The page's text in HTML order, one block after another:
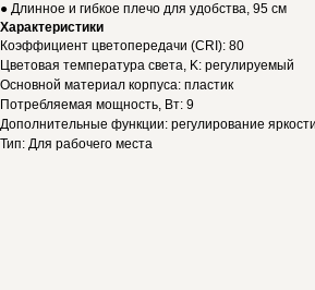
● Длинное и гибкое плечо для удобства, 95 см
Характеристики
Коэффициент цветопередачи (CRI): 80
Цветовая температура света, K: регулируемый
Основной материал корпуса: пластик
Потребляемая мощность, Вт: 9
Дополнительные функции: регулирование яркости
Тип: Для рабочего места